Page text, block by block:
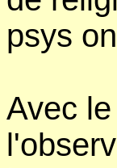
psys
Avec